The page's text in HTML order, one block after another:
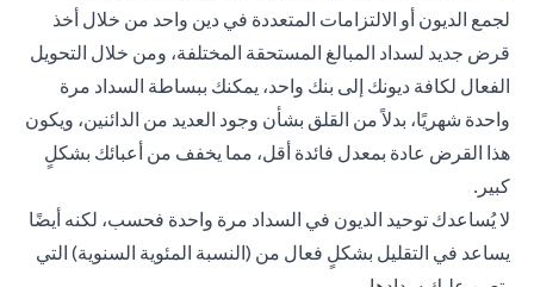
لجمع الديون أو الالتزامات المتعددة في دين واحد من خلال أخذ
قرض جديد لسداد المبالغ المستحقة المختلفة، ومن خلال التحويل
الفعال لكافة ديونك إلى بنك واحد، يمكنك ببساطة السداد مرة
واحدة شهريًا، بدلاً من القلق بشأن وجود العديد من الدائنين، ويكون
هذا القرض عادة بمعدل فائدة أقل، مما يخفف من أعبائك بشكلٍ
كبير.
لا يُساعدك توحيد الديون في السداد مرة واحدة فحسب، لكنه أيضًا
يساعد في التقليل بشكلٍ فعال من (النسبة المئوية السنوية) التي